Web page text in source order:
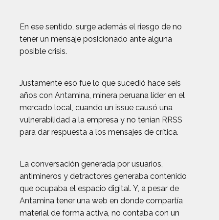
En ese sentido, surge además el riesgo de no
tener un mensaje posicionado ante alguna
posible crisis.
Justamente eso fue lo que sucedió hace seis
años con Antamina, minera peruana líder en el
mercado local, cuando un issue causó una
vulnerabilidad a la empresa y no tenían RRSS
para dar respuesta a los mensajes de crítica.
La conversación generada por usuarios,
antimineros y detractores generaba contenido
que ocupaba el espacio digital. Y, a pesar de
Antamina tener una web en donde compartía
material de forma activa, no contaba con un